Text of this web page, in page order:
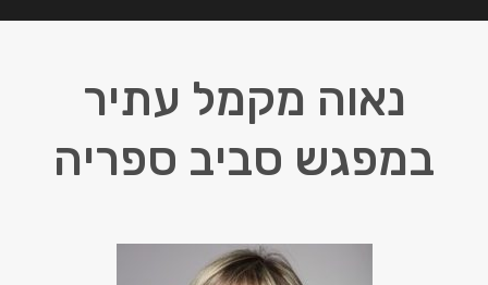
נאוה מקמל עתיר
במפגש סביב ספריה